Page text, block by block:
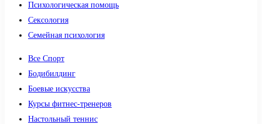
Психологическая помощь
Сексология
Семейная психология
Все Спорт
Бодибилдинг
Боевые искусства
Курсы фитнес-тренеров
Настольный теннис